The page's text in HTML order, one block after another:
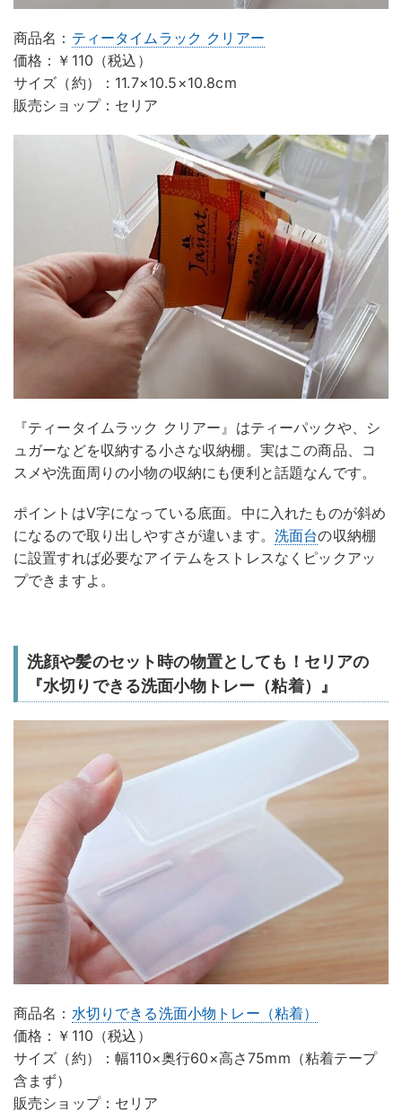
商品名： ティータイムラック クリアー
価格：￥110（税込）
サイズ（約）：11.7×10.5×10.8cm
販売ショップ：セリア
『ティータイムラック クリアー』はティーパックや、シ
ュガーなどを収納する小さな収納棚。実はこの商品、コ
スメや洗面周りの小物の収納にも便利と話題なんです。
ポイントはV字になっている底面。中に入れたものが斜め
になるので取り出しやすさが違います。 洗面台の収納棚
に設置すれば必要なアイテムをストレスなくピックアッ
プできますよ。
洗顔や髪のセット時の物置としても！セリアの
『水切りできる洗面小物トレー（粘着）』
商品名： 水切りできる洗面小物トレー（粘着）
価格：￥110（税込）
サイズ（約）：幅110×奥行60×高さ75mm（粘着テープ
含まず）
販売ショップ：セリア